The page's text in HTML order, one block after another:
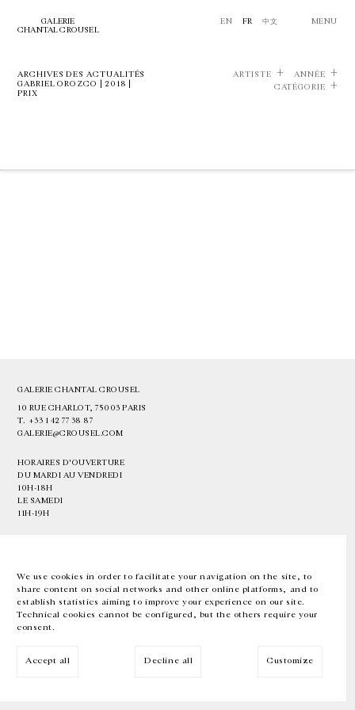
We use cookies in order to facilitate your navigation on the site, to
share content on social networks and other online platforms, and to
establish statistics aiming to improve your experience on our site.
Technical cookies cannot be configured, but the others require your
consent.
Accept all Decline all Customize
GALERIE
CHANTAL CROUSEL
EN FR 中文 MENU
ARCHIVES DES ACTUALITÉS
GABRIEL OROZCO | 2018 |
PRIX
ARTISTE
ANNÉE
CATÉGORIE
GALERIE CHANTAL CROUSEL
10 RUE CHARLOT, 75003 PARIS
T. +33 1 42 77 38 87
GALERIE@CROUSEL.COM
HORAIRES D'OUVERTURE
DU MARDI AU VENDREDI
10H-18H
LE SAMEDI
11H-19H
EN FR 中文 Facebook Instagram
Inscrivez-vous à notre newsletter